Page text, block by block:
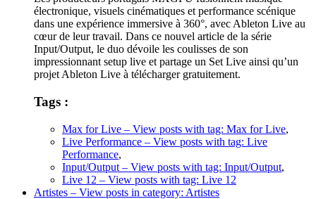
électronique, visuels cinématiques et performance scénique
dans une expérience immersive à 360°, avec Ableton Live au
cœur de leur travail. Dans ce nouvel article de la série
Input/Output, le duo dévoile les coulisses de son
impressionnant setup live et partage un Set Live ainsi qu’un
projet Ableton Live à télécharger gratuitement.
Tags :
Max for Live – View posts with tag: Max for Live,
Live Performance – View posts with tag: Live
Performance,
Input/Output – View posts with tag: Input/Output,
Live 12 – View posts with tag: Live 12
Artistes – View posts in category: Artistes